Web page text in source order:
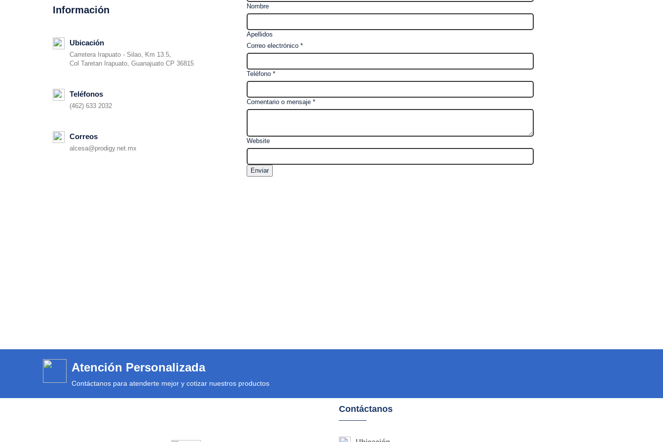
Información
Ubicación
Carretera Irapuato - Silao, Km 13.5,
Col Taretan Irapuato, Guanajuato CP 36815
Teléfonos
(462) 633 2032
Correos
alcesa@prodigy.net.mx
Nombre
Apellidos
Correo electrónico*
Teléfono*
Comentario o mensaje*
Website
Enviar
Atención Personalizada
Contáctanos para atenderte mejor y cotizar nuestros productos
Contáctanos